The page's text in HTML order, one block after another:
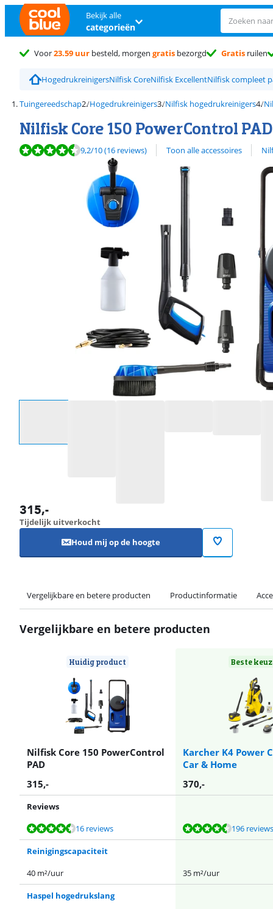
Bekijk alle
categorieën
Voor23.59 uur besteld, morgen gratis bezorgd Gratis ruilen
HogedrukreinigersNilfisk CoreNilfisk ExcellentNilfisk compleet
Tuingereedschap Hogedrukreinigers Nilfisk hogedrukreinigers
Nilfisk Core 150 PowerControl PAD
Beoordeling is 9,2 van de 10, gebaseerd op 16 reviews.
9,2/10(16 reviews) Toon alle accessoires
Bekijk alle
315,-
Tijdelijk uitverkocht
Houd mij op de hoogte
Vergelijkbare en betere producten Productinformatie
Vergelijkbare en betere producten
Huidig product
Nilfisk Core 150 PowerControl
PAD
Beste
Karcher K4 Power
Car & Home
315,- 370,-
Reviews
Beoordeling is 9,2 van de 10, gebaseerd op 16 reviews.
16 reviews
Beoordeling is 8,8 van de 10, gebaseerd op 196 reviews. 196 reviews
Beoordeling is 9,2 van de 10, gebaseerd op 14 reviews.
Beoordeling is 9,2 van de 10, gebaseerd op 14 reviews.
Beoordeling is 8,7 van de 10, gebaseerd op 27 reviews.
Reinigingscapaciteit
40 m²/uur
35 m²/uur
Haspel hogedrukslang